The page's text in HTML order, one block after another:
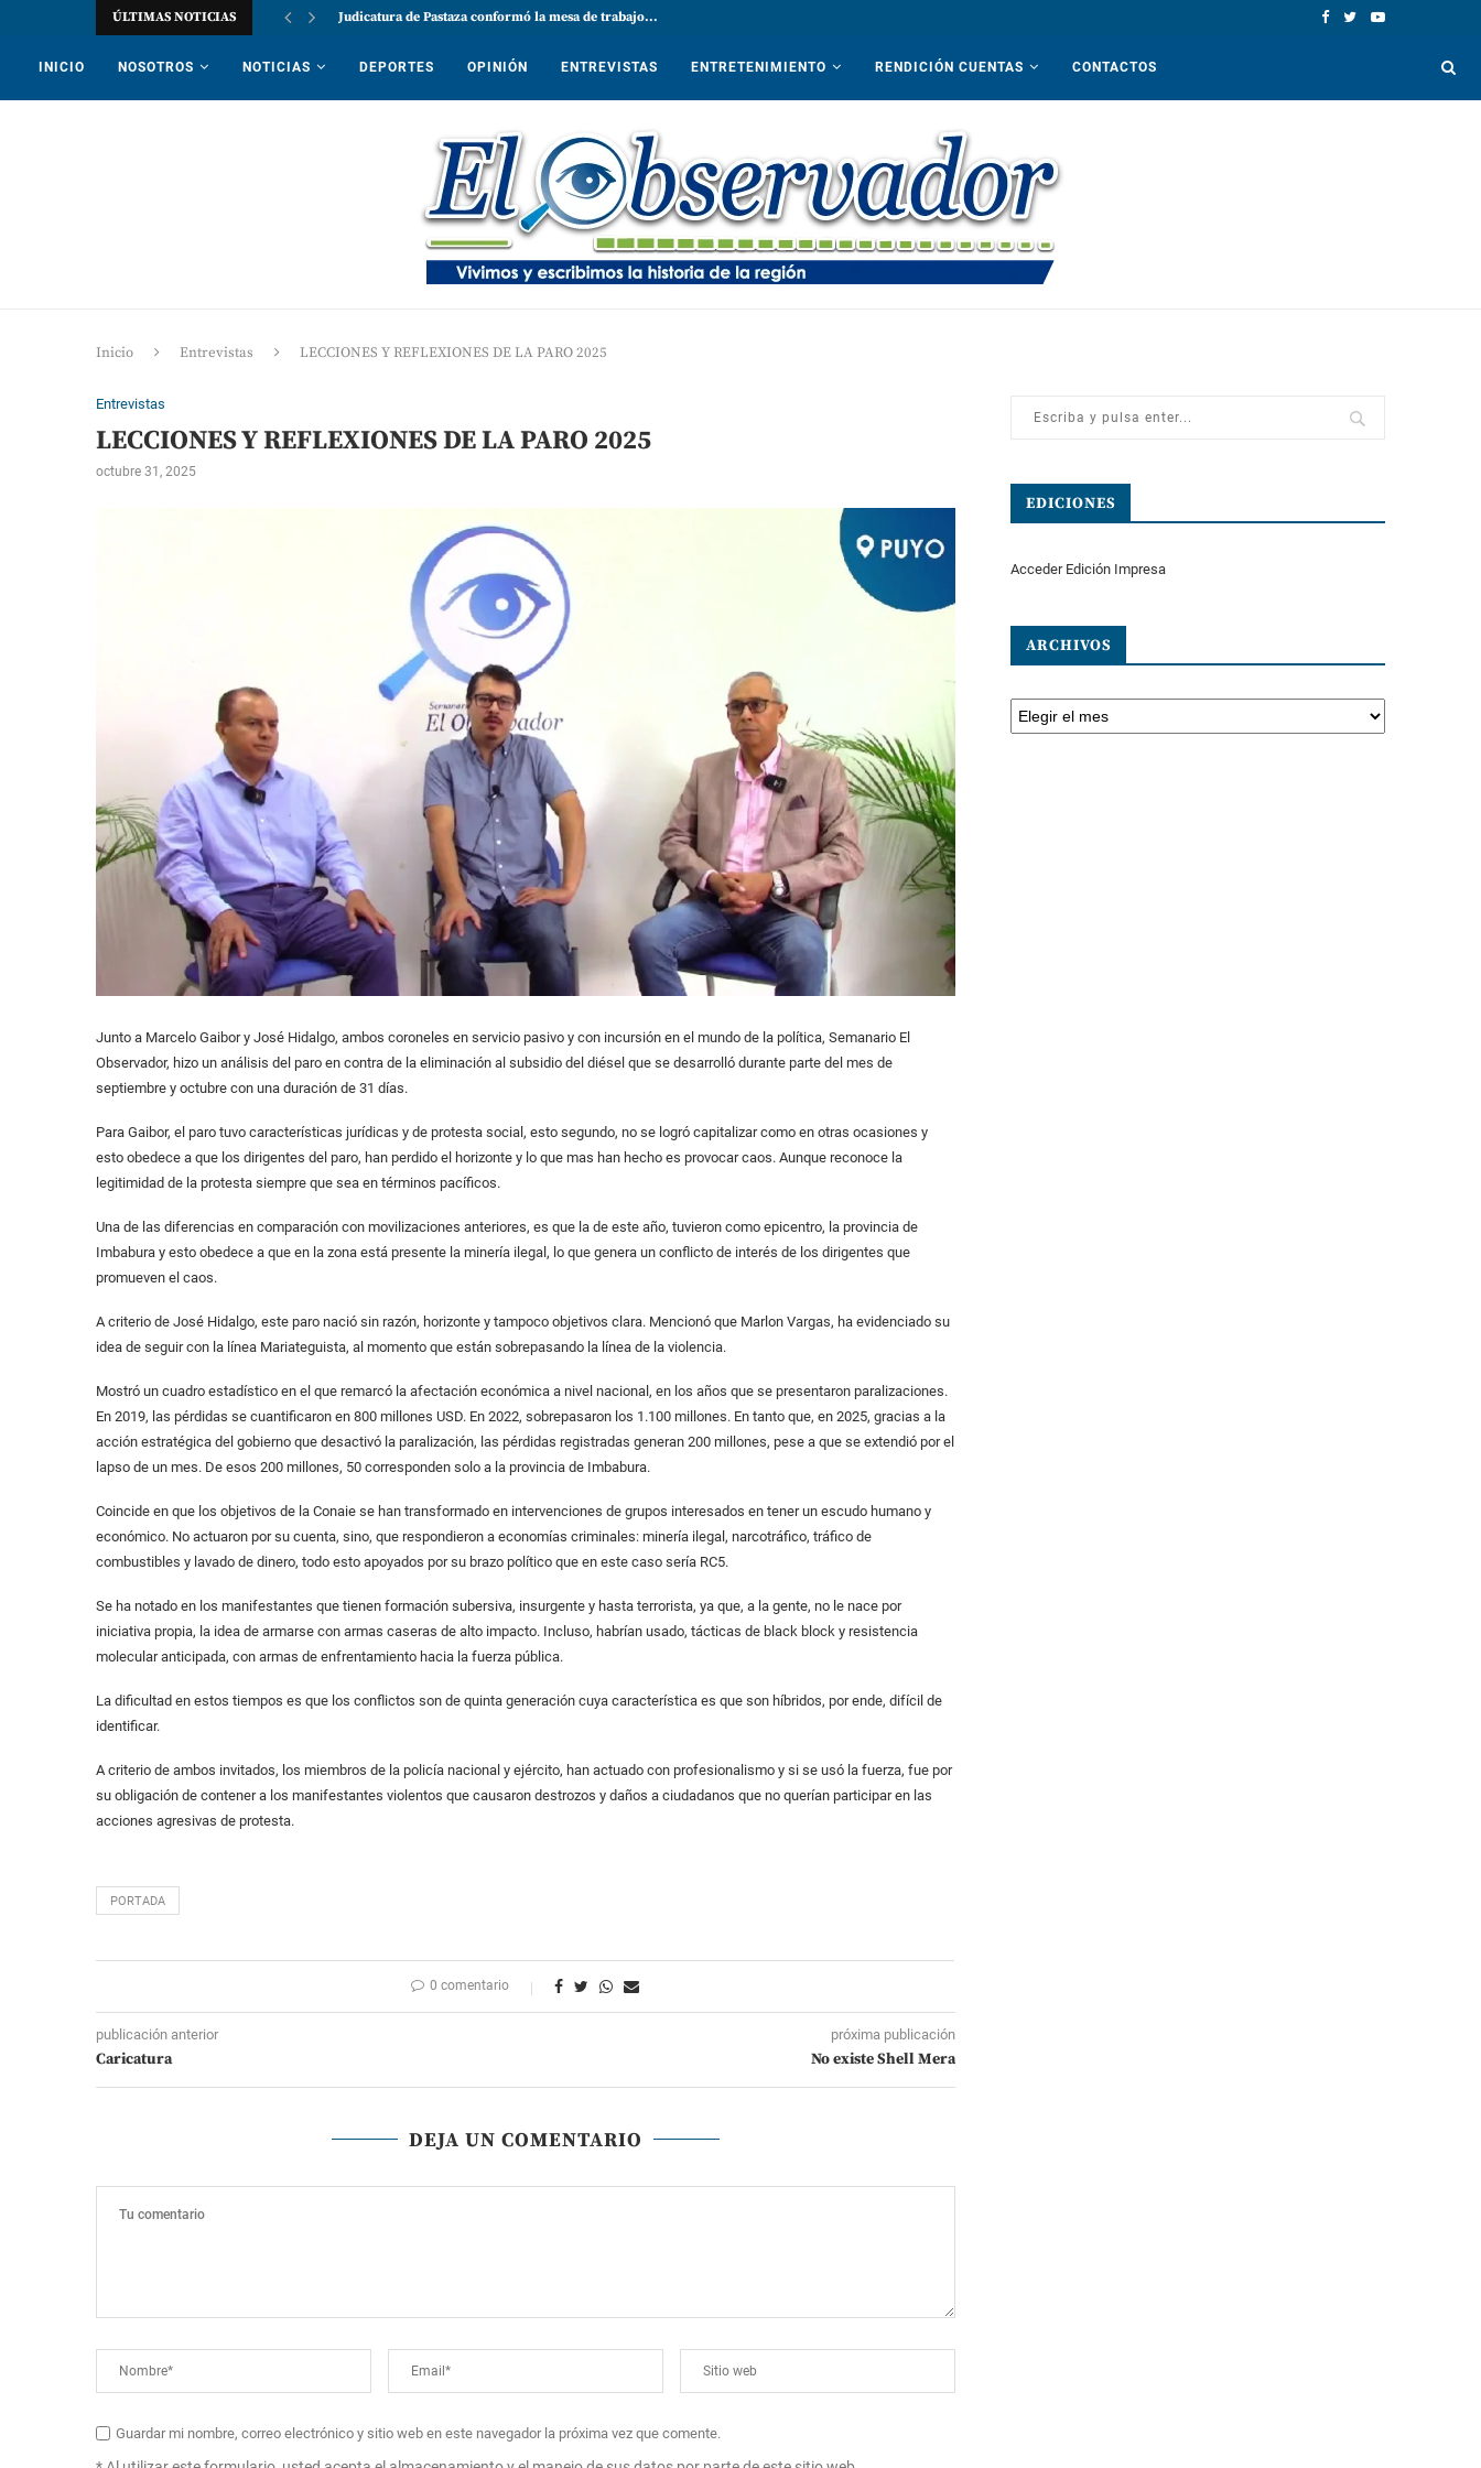
ÚLTIMAS NOTICIAS Judicatura de Pastaza conformó la mesa de trabajo...
INICIO NOSOTROS NOTICIAS DEPORTES OPINIÓN ENTREVISTAS ENTRETENIMIENTO RENDICIÓN CUENTAS CONTACTOS
Inicio Entrevistas LECCIONES Y REFLEXIONES DE LA PARO 2025
Entrevistas
LECCIONES Y REFLEXIONES DE LA PARO 2025
octubre 31, 2025
Junto a Marcelo Gaibor y José Hidalgo, ambos coroneles en servicio pasivo y con incursión en el mundo de la política, Semanario El
Observador, hizo un análisis del paro en contra de la eliminación al subsidio del diésel que se desarrolló durante parte del mes de
septiembre y octubre con una duración de 31 días.
Para Gaibor, el paro tuvo características jurídicas y de protesta social, esto segundo, no se logró capitalizar como en otras ocasiones y
esto obedece a que los dirigentes del paro, han perdido el horizonte y lo que mas han hecho es provocar caos. Aunque reconoce la
legitimidad de la protesta siempre que sea en términos pacíficos.
Una de las diferencias en comparación con movilizaciones anteriores, es que la de este año, tuvieron como epicentro, la provincia de
Imbabura y esto obedece a que en la zona está presente la minería ilegal, lo que genera un conflicto de interés de los dirigentes que
promueven el caos.
A criterio de José Hidalgo, este paro nació sin razón, horizonte y tampoco objetivos clara. Mencionó que Marlon Vargas, ha evidenciado su
idea de seguir con la línea Mariateguista, al momento que están sobrepasando la línea de la violencia.
Mostró un cuadro estadístico en el que remarcó la afectación económica a nivel nacional, en los años que se presentaron paralizaciones.
En 2019, las pérdidas se cuantificaron en 800 millones USD. En 2022, sobrepasaron los 1.100 millones. En tanto que, en 2025, gracias a la
acción estratégica del gobierno que desactivó la paralización, las pérdidas registradas generan 200 millones, pese a que se extendió por el
lapso de un mes. De esos 200 millones, 50 corresponden solo a la provincia de Imbabura.
Coincide en que los objetivos de la Conaie se han transformado en intervenciones de grupos interesados en tener un escudo humano y
económico. No actuaron por su cuenta, sino, que respondieron a economías criminales: minería ilegal, narcotráfico, tráfico de
combustibles y lavado de dinero, todo esto apoyados por su brazo político que en este caso sería RC5.
Se ha notado en los manifestantes que tienen formación subersiva, insurgente y hasta terrorista, ya que, a la gente, no le nace por
iniciativa propia, la idea de armarse con armas caseras de alto impacto. Incluso, habrían usado, tácticas de black block y resistencia
molecular anticipada, con armas de enfrentamiento hacia la fuerza pública.
La dificultad en estos tiempos es que los conflictos son de quinta generación cuya característica es que son híbridos, por ende, difícil de
identificar.
A criterio de ambos invitados, los miembros de la policía nacional y ejército, han actuado con profesionalismo y si se usó la fuerza, fue por
su obligación de contener a los manifestantes violentos que causaron destrozos y daños a ciudadanos que no querían participar en las
acciones agresivas de protesta.
PORTADA
0 comentario
publicación anterior
Caricatura
próxima publicación
No existe Shell Mera
DEJA UN COMENTARIO
Guardar mi nombre, correo electrónico y sitio web en este navegador la próxima vez que comente.
EDICIONES
Acceder Edición Impresa
ARCHIVOS